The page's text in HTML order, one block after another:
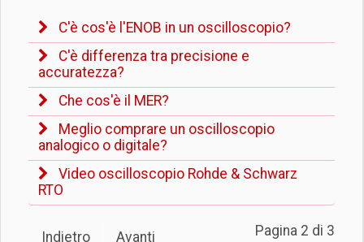
C'è cos'è l'ENOB in un oscilloscopio?
C'è differenza tra precisione e
accuratezza?
Che cos'è il MER?
Meglio comprare un oscilloscopio
analogico o digitale?
Video oscilloscopio Rohde & Schwarz
RTO
Pagina 2 di 3
Indietro Avanti